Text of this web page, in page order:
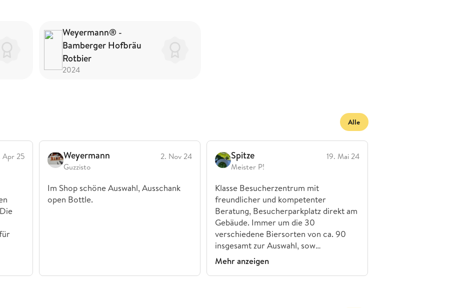
Weyermann® -
Bamberger Hofbräu
Rotbier
2024
Alle
Apr 25 Weyermann
Guzzisto
2. Nov 24
Im Shop schöne Auswahl, Ausschank
open Bottle.
Spitze
Meister P!
19. Mai 24
Klasse Besucherzentrum mit
freundlicher und kompetenter
Beratung, Besucherparkplatz direkt am
Gebäude. Immer um die 30
verschiedene Biersorten von ca. 90
insgesamt zur Auswahl, sow…
Mehr anzeigen